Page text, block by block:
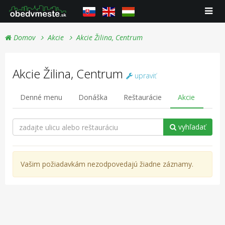
Domov Akcie Akcie Žilina, Centrum
Akcie Žilina, Centrum upraviť
Denné menu Donáška Reštaurácie Akcie
vyhľadať
Vašim požiadavkám nezodpovedajú žiadne záznamy.